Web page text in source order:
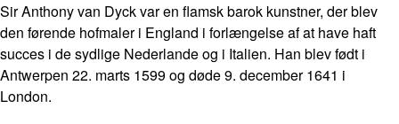
Sir Anthony van Dyck var en flamsk barok kunstner, der blev
den førende hofmaler i England i forlængelse af at have haft
succes i de sydlige Nederlande og i Italien. Han blev født i
Antwerpen 22. marts 1599 og døde 9. december 1641 i
London.